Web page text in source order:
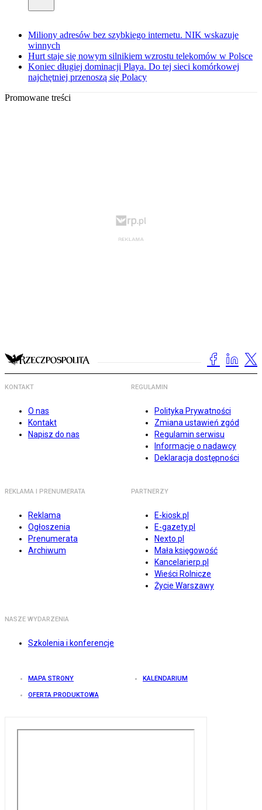
Miliony adresów bez szybkiego internetu. NIK wskazuje
winnych
Hurt staje się nowym silnikiem wzrostu telekomów w Polsce
Koniec długiej dominacji Playa. Do tej sieci komórkowej
najchętniej przenoszą się Polacy
Promowane treści
KONTAKT
O nas
Kontakt
Napisz do nas
REGULAMIN
Polityka Prywatności
Zmiana ustawień zgód
Regulamin serwisu
Informacje o nadawcy
Deklaracja dostępności
REKLAMA I PRENUMERATA
Reklama
Ogłoszenia
Prenumerata
Archiwum
PARTNERZY
E-kiosk.pl
E-gazety.pl
Nexto.pl
Mała księgowość
Kancelarierp.pl
Wieści Rolnicze
Życie Warszawy
NASZE WYDARZENIA
Szkolenia i konferencje
MAPA STRONY KALENDARIUM
OFERTA PRODUKTOWA